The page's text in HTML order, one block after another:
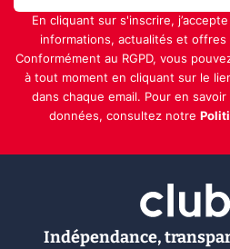
En cliquant sur s'inscrire,
informations, actualités et offres
Conformément au RGPD, vous
à tout moment en cliquant sur le
dans chaque email. Pour en
données, consultez notre
Indépendance,